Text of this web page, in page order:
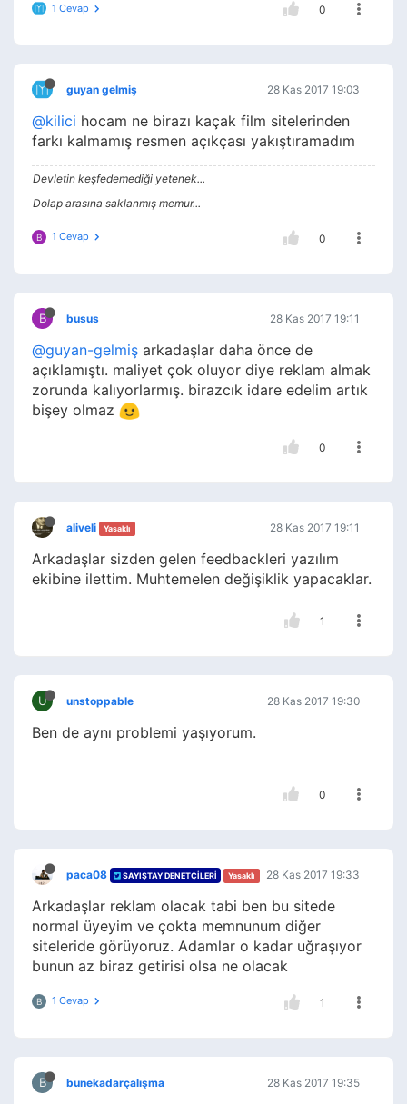
1 Cevap 0
guyan gelmiş 28 Kas 2017 19:03
@kilici hocam ne birazı kaçak film sitelerinden
farkı kalmamış resmen açıkçası yakıştıramadım
Devletin keşfedemediği yetenek...
Dolap arasına saklanmış memur...
B 1 Cevap 0
B busus 28 Kas 2017 19:11
@guyan-gelmiş arkadaşlar daha önce de
açıklamıştı. maliyet çok oluyor diye reklam almak
zorunda kalıyorlarmış. birazcık idare edelim artık
bişey olmaz
0
aliveli Yasaklı 28 Kas 2017 19:11
Arkadaşlar sizden gelen feedbackleri yazılım
ekibine ilettim. Muhtemelen değişiklik yapacaklar.
1
U unstoppable 28 Kas 2017 19:30
Ben de aynı problemi yaşıyorum.
0
paca08 SAYIŞTAY DENETÇILERI Yasaklı 28 Kas 2017 19:33
Arkadaşlar reklam olacak tabi ben bu sitede
normal üyeyim ve çokta memnunum diğer
siteleride görüyoruz. Adamlar o kadar uğraşıyor
bunun az biraz getirisi olsa ne olacak
B 1 Cevap 1
B bunekadarçalışma 28 Kas 2017 19:35